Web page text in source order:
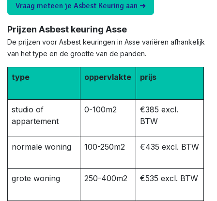
Vraag meteen je Asbest Keuring aan ➜
Prijzen Asbest keuring Asse
De prijzen voor Asbest keuringen in Asse variëren afhankelijk
van het type en de grootte van de panden.
type oppervlakte prijs
studio of
appartement
0-100m2
€385 excl.
BTW
normale woning 100-250m2 €435 excl. BTW
grote woning 250-400m2 €535 excl. BTW